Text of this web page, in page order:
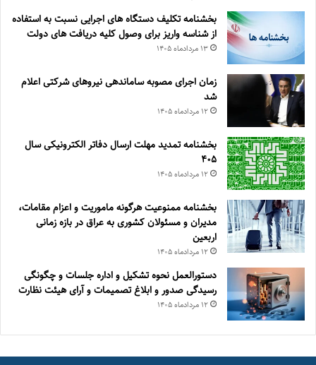
بخشنامه تکلیف دستگاه های اجرایی نسبت به استفاده
از شناسه واریز برای وصول کلیه دریافت های دولت
۱۳ مرداد‌ماه ۱۴۰۵
زمان اجرای مصوبه ساماندهی نیروهای شرکتی اعلام
شد
۱۲ مرداد‌ماه ۱۴۰۵
بخشنامه تمدید مهلت ارسال دفاتر الکترونیکی سال
۴۰۵
۱۲ مرداد‌ماه ۱۴۰۵
بخشنامه ممنوعیت هرگونه ماموریت و اعزام مقامات،
مدیران و مسئولان کشوری به عراق در بازه زمانی
اربعین
۱۲ مرداد‌ماه ۱۴۰۵
دستورالعمل نحوه تشکیل و اداره جلسات و چگونگی
رسیدگی صدور و ‏ابلاغ تصمیمات و‎ ‎آرای هیئت نظارت
۱۲ مرداد‌ماه ۱۴۰۵